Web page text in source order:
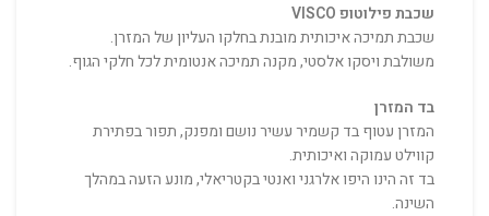
שכבת פילוטופ VISCO
שכבת תמיכה איכותית מובנת בחלקו העליון של המזרן.
משולבת ויסקו אלסטי, מקנה תמיכה אנטומית לכל חלקי הגוף.
בד המזרן
המזרן עטוף בד קשמיר עשיר נושם ומפנק, תפור בפתירת
קווילט עמוקה ואיכותית.
בד זה הינו היפו אלרגני ואנטי בקטריאלי, מונע הזעה במהלך
השינה.